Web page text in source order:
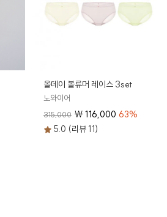
올데이 볼류머 레이스 3set
노와이어
315,000 ₩116,000 63%
5.0 (리뷰 11)